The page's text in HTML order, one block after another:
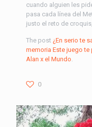
cuando alguien les
pasa cada línea del
justo el reto de
The post ¿En serio te
memoria Este juego te
Alan x el Mundo.
0